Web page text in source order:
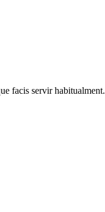
facis servir habitualment.